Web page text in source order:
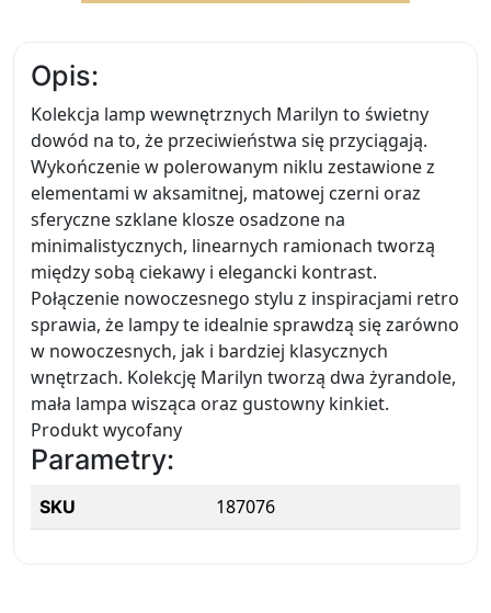
Opis:
Kolekcja lamp wewnętrznych Marilyn to świetny
dowód na to, że przeciwieństwa się przyciągają.
Wykończenie w polerowanym niklu zestawione z
elementami w aksamitnej, matowej czerni oraz
sferyczne szklane klosze osadzone na
minimalistycznych, linearnych ramionach tworzą
między sobą ciekawy i elegancki kontrast.
Połączenie nowoczesnego stylu z inspiracjami retro
sprawia, że lampy te idealnie sprawdzą się zarówno
w nowoczesnych, jak i bardziej klasycznych
wnętrzach. Kolekcję Marilyn tworzą dwa żyrandole,
mała lampa wisząca oraz gustowny kinkiet.
Produkt wycofany
Parametry:
SKU 187076